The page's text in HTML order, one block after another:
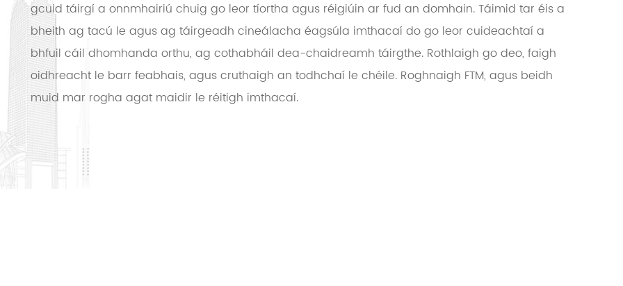
gcuid táirgí a onnmhairiú chuig go leor tíortha agus réigiúin ar fud an domhain. Táimid tar éis a
bheith ag tacú le agus ag táirgeadh cineálacha éagsúla imthacaí do go leor cuideachtaí a
bhfuil cáil dhomhanda orthu, ag cothabháil dea-chaidreamh táirgthe. Rothlaigh go deo, faigh
oidhreacht le barr feabhais, agus cruthaigh an todhchaí le chéile. Roghnaigh FTM, agus beidh
muid mar rogha agat maidir le réitigh imthacaí.